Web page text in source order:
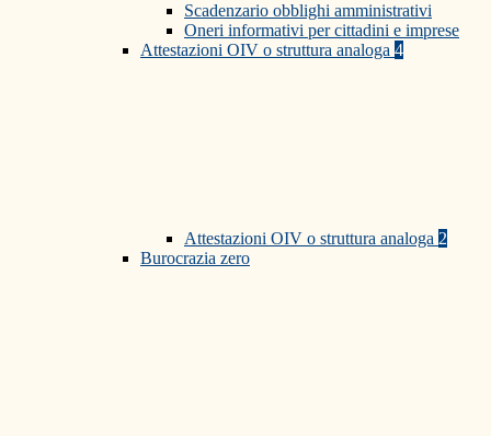
Scadenzario obblighi amministrativi
Oneri informativi per cittadini e imprese
Attestazioni OIV o struttura analoga 4
Attestazioni OIV o struttura analoga 2
Burocrazia zero